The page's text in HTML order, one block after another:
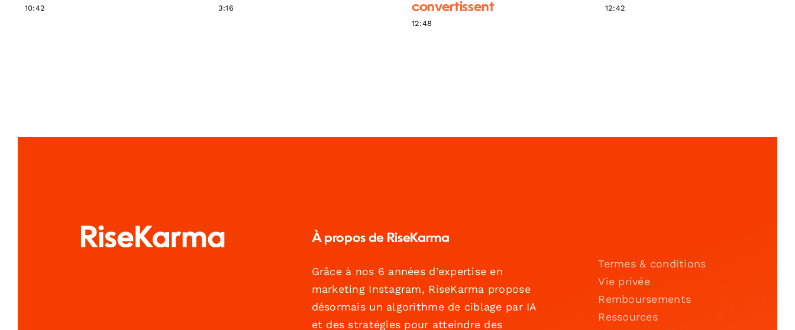
10:42 3:16
convertissent
12:48
12:42
À propos de RiseKarma
Grâce à nos 6 années d’expertise en
marketing Instagram, RiseKarma propose
désormais un algorithme de ciblage par IA
et des stratégies pour atteindre des
Termes & conditions
Vie privée
Remboursements
Ressources